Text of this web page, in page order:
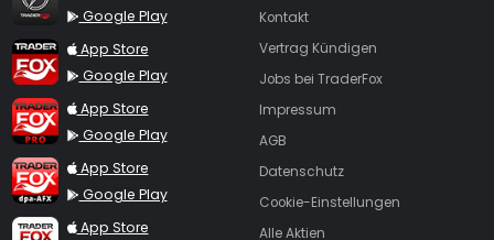
Google Play
TraderFox App
App Store
Google Play
TraderFox Pro
App Store
Google Play
TraderFox dpa-AFX ProFeed
App Store
Google Play
TraderFox Live Trading
App Store
Kontakt
Vertrag Kündigen
Jobs bei TraderFox
Impressum
AGB
Datenschutz
Cookie-Einstellungen
Alle Aktien